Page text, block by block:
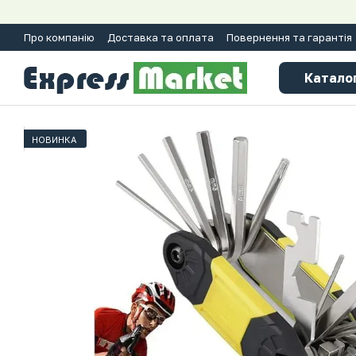
Про компанію Доставка та оплата Повернення та гарантія
НОВИНКА